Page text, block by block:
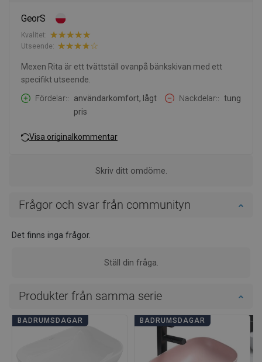
GeorS
Kvalitet:
Utseende:
Mexen Rita är ett tvättställ ovanpå bänkskivan med ett
specifikt utseende.
Fördelar:
användarkomfort, lågt
pris
Nackdelar: tung
Visa originalkommentar
Skriv ditt omdöme.
Frågor och svar från communityn
Det finns inga frågor.
Ställ din fråga.
Produkter från samma serie
BADRUMSDAGAR BADRUMSDAGAR